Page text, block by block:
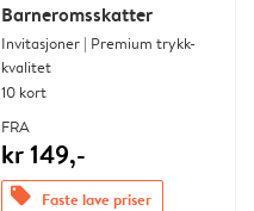
Barneromsskatter
Invitasjoner | Premium trykk-
kvalitet
10 kort
FRA
kr 149,-
offers Faste lave priser